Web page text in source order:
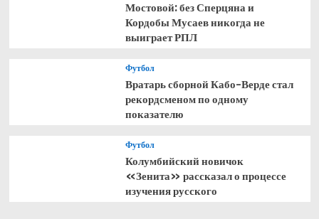
Мостовой: без Сперцяна и
Кордобы Мусаев никогда не
выиграет РПЛ
Футбол
Вратарь сборной Кабо-Верде стал
рекордсменом по одному
показателю
Футбол
Колумбийский новичок
«Зенита» рассказал о процессе
изучения русского